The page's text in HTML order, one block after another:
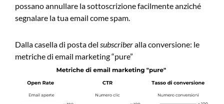
possano annullare la sottoscrizione facilmente anziché
segnalare la tua email come spam.
Dalla casella di posta del subscriberalla conversione: le
metriche di email marketing “pure”